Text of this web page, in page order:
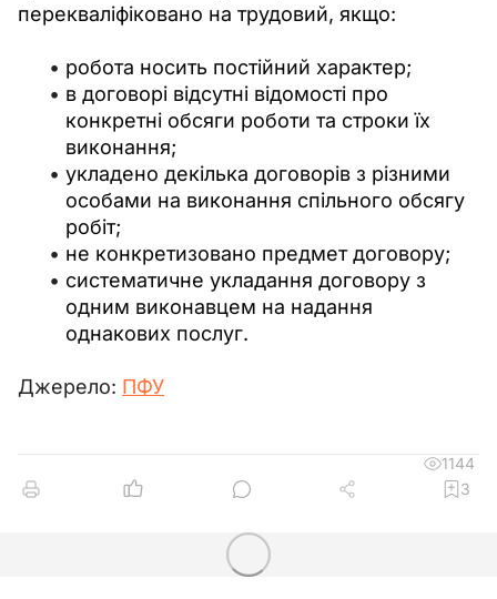
перекваліфіковано на трудовий, якщо:
робота носить постійний характер;
в договорі відсутні відомості про
конкретні обсяги роботи та строки їх
виконання;
укладено декілька договорів з різними
особами на виконання спільного обсягу
робіт;
не конкретизовано предмет договору;
систематичне укладання договору з
одним виконавцем на надання
однакових послуг.
Джерело: ПФУ
1144
3